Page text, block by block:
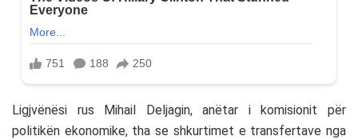
Ligjvënësi rus Mihail Deljagin, anëtar i komisionit për
politikën ekonomike, tha se shkurtimet e transfertave nga